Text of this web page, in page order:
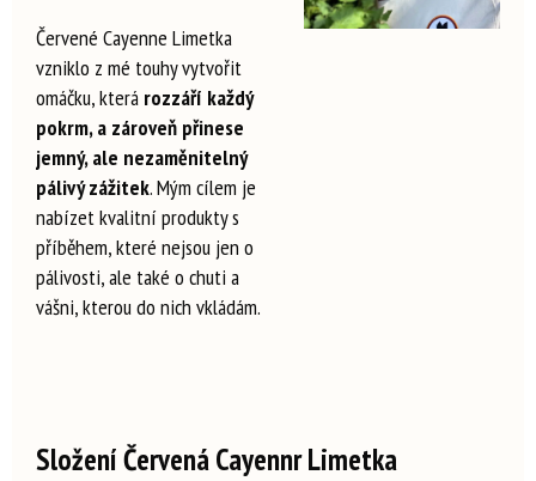
Červené Cayenne Limetka
vzniklo z mé touhy vytvořit
omáčku, která rozzáří každý
pokrm, a zároveň přinese
jemný, ale nezaměnitelný
pálivý zážitek. Mým cílem je
nabízet kvalitní produkty s
příběhem, které nejsou jen o
pálivosti, ale také o chuti a
vášni, kterou do nich vkládám.
Složení Červená Cayennr Limetka